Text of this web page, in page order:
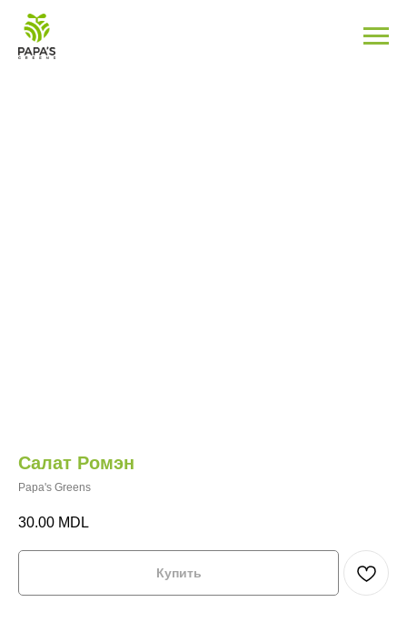
Салат Ромэн
Papa's Greens
30.00 MDL
Купить